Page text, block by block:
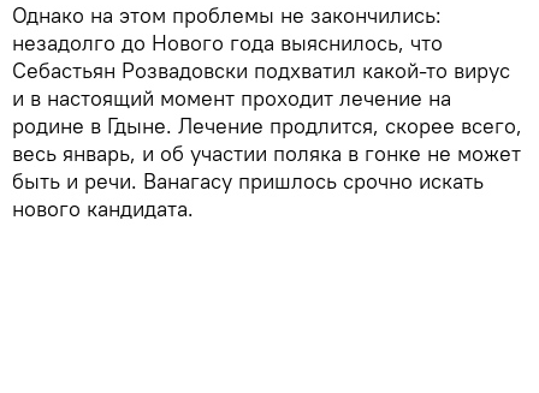
Однако на этом проблемы не закончились:
незадолго до Нового года выяснилось, что
Себастьян Розвадовски подхватил какой-то вирус
и в настоящий момент проходит лечение на
родине в Гдыне. Лечение продлится, скорее всего,
весь январь, и об участии поляка в гонке не может
быть и речи. Ванагасу пришлось срочно искать
нового кандидата.